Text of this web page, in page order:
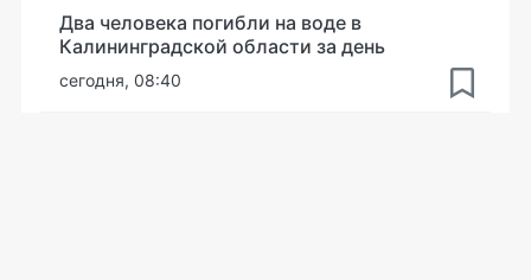
Два человека погибли на воде в
Калининградской области за день
сегодня, 08:40